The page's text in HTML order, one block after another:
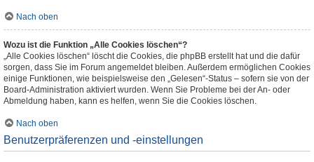
Nach oben
Wozu ist die Funktion „Alle Cookies löschen“?
„Alle Cookies löschen“ löscht die Cookies, die phpBB erstellt hat und die dafür
sorgen, dass Sie im Forum angemeldet bleiben. Außerdem ermöglichen Cookies
einige Funktionen, wie beispielsweise den „Gelesen“-Status – sofern sie von der
Board-Administration aktiviert wurden. Wenn Sie Probleme bei der An- oder
Abmeldung haben, kann es helfen, wenn Sie die Cookies löschen.
Nach oben
Benutzerpräferenzen und -einstellungen